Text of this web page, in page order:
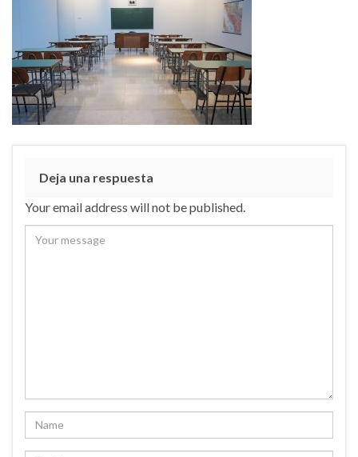
Deja una respuesta
Your email address will not be published.